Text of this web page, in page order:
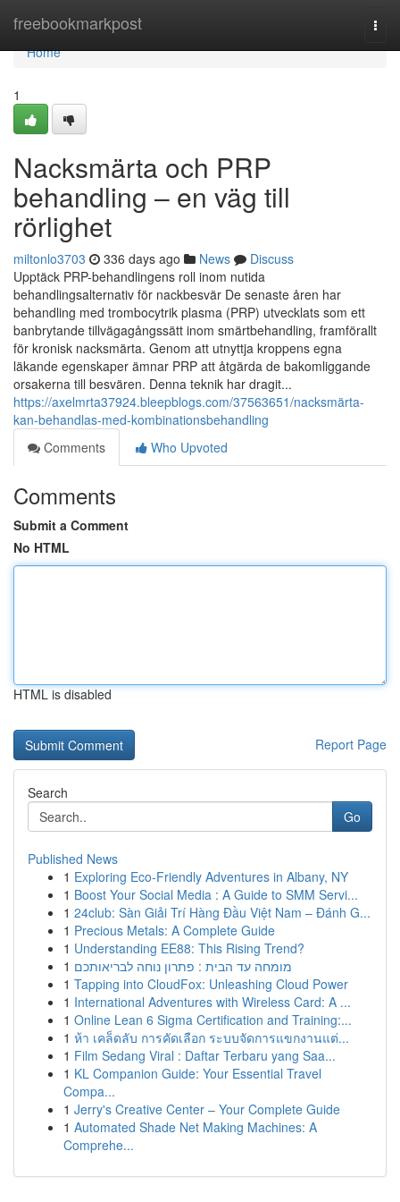
freebookmarkpost
Home
Home
1
Nacksmärta och PRP
behandling – en väg till
rörlighet
miltonlo3703 336 days ago News
Discuss
Upptäck PRP-behandlingens roll inom nutida
behandlingsalternativ för nackbesvär De senaste åren har
behandling med trombocytrik plasma (PRP) utvecklats som ett
banbrytande tillvägagångssätt inom smärtbehandling, framförallt
för kronisk nacksmärta. Genom att utnyttja kroppens egna
läkande egenskaper ämnar PRP att åtgärda de bakomliggande
orsakerna till besvären. Denna teknik har dragit...
https://axelmrta37924.bleepblogs.com/37563651/nacksmärta-
kan-behandlas-med-kombinationsbehandling
Comments
Who Upvoted
Comments
Submit a Comment
No HTML
HTML is disabled
Report Page
Search
Go
Published News
1 Exploring Eco-Friendly Adventures in Albany, NY
1 Boost Your Social Media : A Guide to SMM Servi...
1 24club: Sàn Giải Trí Hàng Đầu Việt Nam – Đánh G...
1 Precious Metals: A Complete Guide
1 Understanding EE88: This Rising Trend?
1 מומחה עד הבית : פתרון נוחה לבריאותכם
1 Tapping into CloudFox: Unleashing Cloud Power
1 International Adventures with Wireless Card: A ...
1 Online Lean 6 Sigma Certification and Training:...
1 ห้า เคล็ดลับ การคัดเลือก ระบบจัดการแขกงานแต่...
1 Film Sedang Viral : Daftar Terbaru yang Saa...
1 KL Companion Guide: Your Essential Travel
Compa...
1 Jerry's Creative Center – Your Complete Guide
1 Automated Shade Net Making Machines: A
Comprehe...